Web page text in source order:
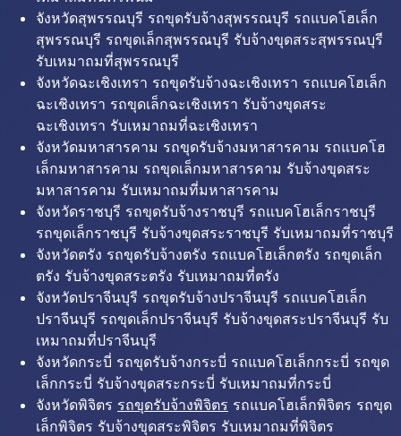
จังหวัดสุพรรณบุรี รถขุดรับจ้างสุพรรณบุรี รถแบคโฮเล็ก
สุพรรณบุรี รถขุดเล็กสุพรรณบุรี รับจ้างขุดสระสุพรรณบุรี
รับเหมาถมที่สุพรรณบุรี
จังหวัดฉะเชิงเทรา รถขุดรับจ้างฉะเชิงเทรา รถแบคโฮเล็ก
ฉะเชิงเทรา รถขุดเล็กฉะเชิงเทรา รับจ้างขุดสระ
ฉะเชิงเทรา รับเหมาถมที่ฉะเชิงเทรา
จังหวัดมหาสารคาม รถขุดรับจ้างมหาสารคาม รถแบคโฮ
เล็กมหาสารคาม รถขุดเล็กมหาสารคาม รับจ้างขุดสระ
มหาสารคาม รับเหมาถมที่มหาสารคาม
จังหวัดราชบุรี รถขุดรับจ้างราชบุรี รถแบคโฮเล็กราชบุรี
รถขุดเล็กราชบุรี รับจ้างขุดสระราชบุรี รับเหมาถมที่ราชบุรี
จังหวัดตรัง รถขุดรับจ้างตรัง รถแบคโฮเล็กตรัง รถขุดเล็ก
ตรัง รับจ้างขุดสระตรัง รับเหมาถมที่ตรัง
จังหวัดปราจีนบุรี รถขุดรับจ้างปราจีนบุรี รถแบคโฮเล็ก
ปราจีนบุรี รถขุดเล็กปราจีนบุรี รับจ้างขุดสระปราจีนบุรี รับ
เหมาถมที่ปราจีนบุรี
จังหวัดกระบี่ รถขุดรับจ้างกระบี่ รถแบคโฮเล็กกระบี่ รถขุด
เล็กกระบี่ รับจ้างขุดสระกระบี่ รับเหมาถมที่กระบี่
จังหวัดพิจิตร รถขุดรับจ้างพิจิตร รถแบคโฮเล็กพิจิตร รถขุด
เล็กพิจิตร รับจ้างขุดสระพิจิตร รับเหมาถมที่พิจิตร